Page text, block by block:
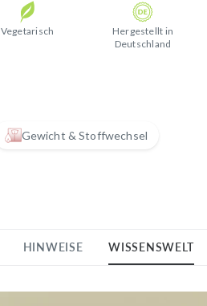
Vegetarisch
Hergestellt in
Deutschland
Gewicht & Stoffwechsel
HINWEISE WISSENSWELT